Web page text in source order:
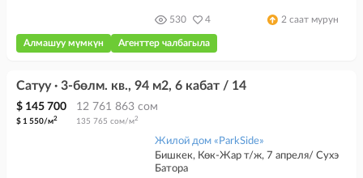
530 4 2 саат мурун
алмашуу мүмкүн агенттер чалбагыла
Сатуу · 3-бөлм. кв., 94 м2, 6 кабат / 14
$ 145 700 12 761 863 сом
$ 1 550/м2 135 765 сом/м2
Жилой дом «ParkSide»
Бишкек, Көк-Жар т/ж, 7 апреля/ Сухэ
Батора